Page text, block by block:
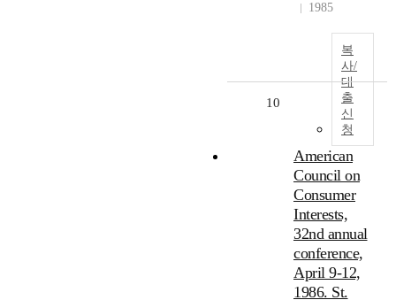
1985
복
사/
대
출
신
청
10
American
Council on
Consumer
Interests,
32nd annual
conference,
April 9-12,
1986. St.